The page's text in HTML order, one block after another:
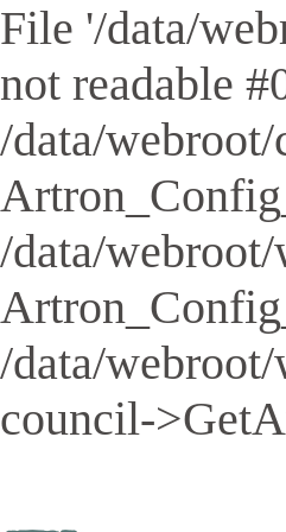
File '/data/
not readable
/data/
/data/
/data/
council-